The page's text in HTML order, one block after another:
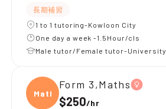
長期補習
1 to 1 tutoring-Kowloon City
One day a week -1.5Hour/cls
Male tutor/Female tutor-University
Maths
Form 3,Maths
$250/hr